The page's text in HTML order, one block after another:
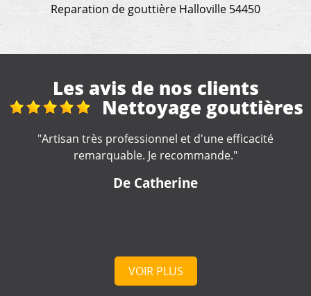
Reparation de gouttière Halloville 54450
Les avis de nos clients
gouttières
d'une efficacité
"Je recommande, très
VOIR PLUS